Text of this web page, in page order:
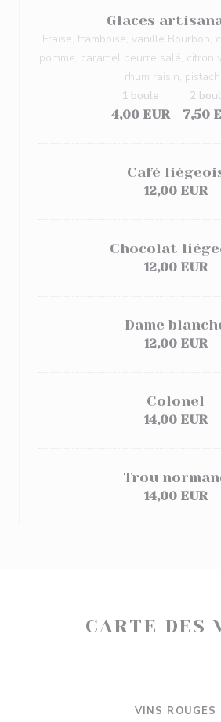
Glaces
Fraise, framboise, vanille Bourbon,
pomme, caramel beurre salé, citron
rhum raisin,
4,00 EUR
1 boule
7,50
2
Café
12,00 EUR
Chocolat
12,00 EUR
Dame
12,00 EUR
Colonel
14,00 EUR
Trou
14,00 EUR
CARTE DES
VINS ROUGES